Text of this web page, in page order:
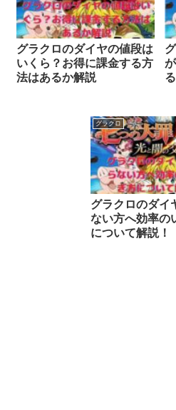
グラクロのダイヤの値段は
いくら？お得に課金する方
法はあるか解説
グラクロ
グラクロのダイ
ない方へ効率の
について解説！